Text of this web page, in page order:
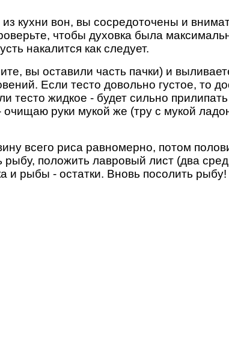
кухни вон, вы сосредоточены и
чтобы духовка была
накалится как следует.
вы оставили часть пачки) и
Если тесто довольно густое, то
тесто жидкое - будет сильно
руки мукой же (тру с мукой
всего риса равномерно, потом
положить лавровый лист (два
и рыбы - остатки. Вновь посолить рыбу!